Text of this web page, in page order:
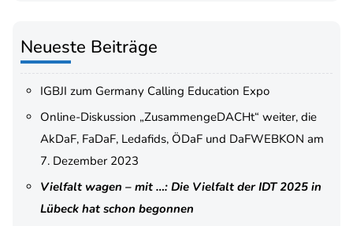
Neueste Beiträge
IGBJI zum Germany Calling Education Expo
Online-Diskussion „ZusammengeDACHt“ weiter, die
AkDaF, FaDaF, Ledafids, ÖDaF und DaFWEBKON am
7. Dezember 2023
Vielfalt wagen – mit …: Die Vielfalt der IDT 2025 in
Lübeck hat schon begonnen